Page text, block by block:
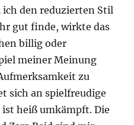
den reduzierten Stil
gut finde, wirkte das
billig oder
meiner Meinung
zu
sich an spielfreudige
heiß umkämpft. Die